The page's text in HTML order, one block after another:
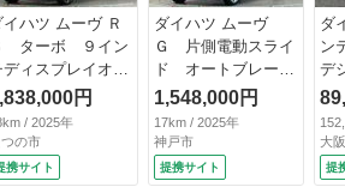
イハツ ムーヴ Ｒ
ターボ ９イン
ディスプレイオー
ィオ ワイヤレス
電 １年保証 ９
ンチディスプレイ
ーディオ バック
メラ アダプティ
円
/ 2025年
つの市
携サイト
ダイハツ ムーヴ
Ｇ 片側電動スライ
ド オートブレーキ
ホールド スマート
キー 走行無制限１
年保証 片側電動ス
ライドドア 前後コ
ーナーセンサー オ
1,548,000円
17km / 2025年
神戸市
提携サイト
ダ
ン
デ
ン
エ
ミ
車
１
大
提